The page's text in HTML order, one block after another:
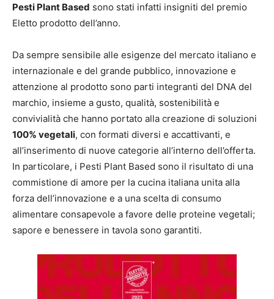
Pesti Plant Based sono stati infatti insigniti del premio
Eletto prodotto dell’anno.
Da sempre sensibile alle esigenze del mercato italiano e
internazionale e del grande pubblico, innovazione e
attenzione al prodotto sono parti integranti del DNA del
marchio, insieme a gusto, qualità, sostenibilità e
convivialità che hanno portato alla creazione di soluzioni
100% vegetali, con formati diversi e accattivanti, e
all’inserimento di nuove categorie all’interno dell’offerta.
In particolare, i Pesti Plant Based sono il risultato di una
commistione di amore per la cucina italiana unita alla
forza dell’innovazione e a una scelta di consumo
alimentare consapevole a favore delle proteine vegetali;
sapore e benessere in tavola sono garantiti.